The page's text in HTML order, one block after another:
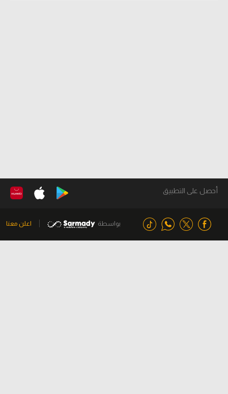
أحصل على التطبيق
بواسطة اعلن معنا